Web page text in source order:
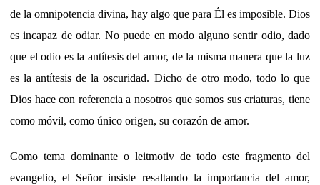
de la omnipotencia divina, hay algo que para Él es imposible. Dios
es incapaz de odiar. No puede en modo alguno sentir odio, dado
que el odio es la antítesis del amor, de la misma manera que la luz
es la antítesis de la oscuridad. Dicho de otro modo, todo lo que
Dios hace con referencia a nosotros que somos sus criaturas, tiene
como móvil, como único origen, su corazón de amor.
Como tema dominante o leitmotiv de todo este fragmento del
evangelio, el Señor insiste resaltando la importancia del amor,